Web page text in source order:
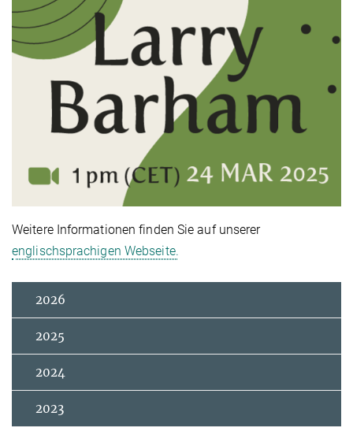
Weitere Informationen finden Sie auf unserer
englischsprachigen Webseite.
2026
2025
2024
2023